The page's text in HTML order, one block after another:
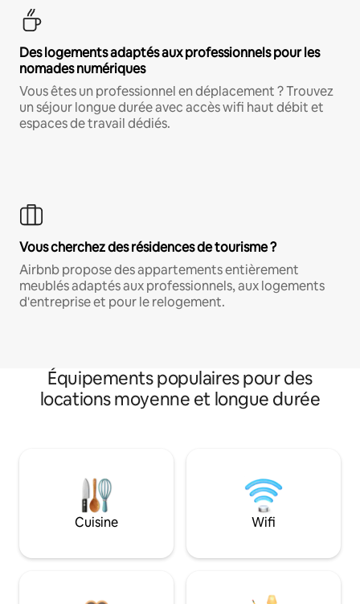
Des logements adaptés aux professionnels pour les
nomades numériques
Vous êtes un professionnel en déplacement ? Trouvez
un séjour longue durée avec accès wifi haut débit et
espaces de travail dédiés.
Vous cherchez des résidences de tourisme ?
Airbnb propose des appartements entièrement
meublés adaptés aux professionnels, aux logements
d'entreprise et pour le relogement.
Équipements populaires pour des
locations moyenne et longue durée
Cuisine Wifi